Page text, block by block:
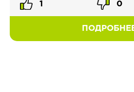
1 0